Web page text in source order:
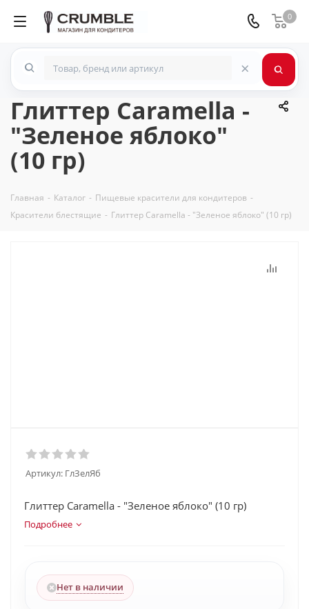
0
×
Глиттер Caramella -
"Зеленое яблоко"
(10 гр)
Главная - Каталог - Пищевые красители для кондитеров -
Красители блестящие - Глиттер Caramella - "Зеленое яблоко" (10 гр)
Артикул: ГлЗелЯб
Глиттер Caramella - "Зеленое яблоко" (10 гр)
Подробнее
Нет в наличии